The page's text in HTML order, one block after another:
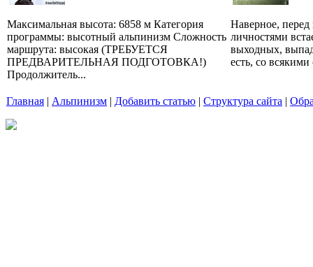
Максимальная высота: 6858 м Категория
программы: высотный альпинизм Сложность
маршрута: высокая (ТРЕБУЕТСЯ
ПРЕДВАРИТЕЛЬНАЯ ПОДГОТОВКА!)
Продолжитель...
Наверное,
личностями
выходных,
есть, со всякими
Главная | Альпинизм | Добавить статью | Структура сайта |